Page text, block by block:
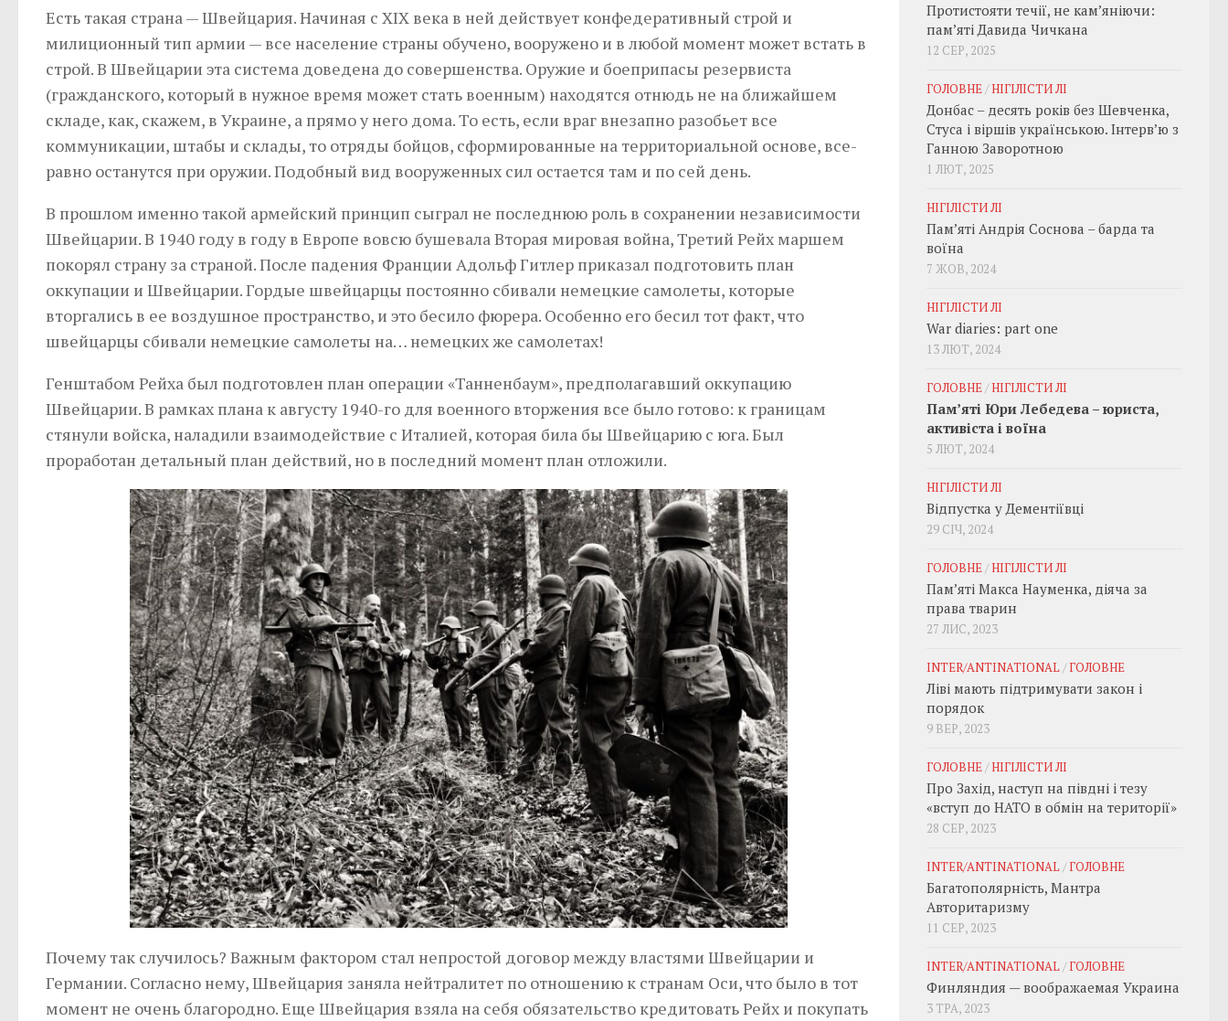
Есть такая страна — Швейцария. Начиная с XIX века в ней действует конфедеративный строй и
милиционный тип армии — все население страны обучено, вооружено и в любой момент может встать в
строй. В Швейцарии эта система доведена до совершенства. Оружие и боеприпасы резервиста
(гражданского, который в нужное время может стать военным) находятся отнюдь не на ближайшем
складе, как, скажем, в Украине, а прямо у него дома. То есть, если враг внезапно разобьет все
коммуникации, штабы и склады, то отряды бойцов, сформированные на территориальной основе, все-
равно останутся при оружии. Подобный вид вооруженных сил остается там и по сей день.
В прошлом именно такой армейский принцип сыграл не последнюю роль в сохранении независимости
Швейцарии. В 1940 году в году в Европе вовсю бушевала Вторая мировая война, Третий Рейх маршем
покорял страну за страной. После падения Франции Адольф Гитлер приказал подготовить план
оккупации и Швейцарии. Гордые швейцарцы постоянно сбивали немецкие самолеты, которые
вторгались в ее воздушное пространство, и это бесило фюрера. Особенно его бесил тот факт, что
швейцарцы сбивали немецкие самолеты на… немецких же самолетах!
Генштабом Рейха был подготовлен план операции «Танненбаум», предполагавший оккупацию
Швейцарии. В рамках плана к августу 1940-го для военного вторжения все было готово: к границам
стянули войска, наладили взаимодействие с Италией, которая била бы Швейцарию с юга. Был
проработан детальный план действий, но в последний момент план отложили.
Почему так случилось? Важным фактором стал непростой договор между властями Швейцарии и
Германии. Согласно нему, Швейцария заняла нейтралитет по отношению к странам Оси, что было в тот
момент не очень благородно. Еще Швейцария взяла на себя обязательство кредитовать Рейх и покупать
Протистояти течії, не кам’яніючи:
пам’яті Давида Чичкана
12 СЕР, 2025
ГОЛОВНЕ/НІГІЛІСТИ ЛІ
Донбас – десять років без Шевченка,
Стуса і віршів українською. Інтерв’ю з
Ганною Заворотною
1 ЛЮТ, 2025
НІГІЛІСТИ ЛІ
Пам’яті Андрія Соснова – барда та
воїна
7 ЖОВ, 2024
НІГІЛІСТИ ЛІ
War diaries: part one
13 ЛЮТ, 2024
ГОЛОВНЕ/НІГІЛІСТИ ЛІ
Пам’яті Юри Лебедева – юриста,
активіста і воїна
5 ЛЮТ, 2024
НІГІЛІСТИ ЛІ
Відпустка у Дементіївці
29 СІЧ, 2024
ГОЛОВНЕ/НІГІЛІСТИ ЛІ
Пам’яті Макса Науменка, діяча за
права тварин
27 ЛИС, 2023
INTER/ANTINATIONAL/ГОЛОВНЕ
Ліві мають підтримувати закон і
порядок
9 ВЕР, 2023
ГОЛОВНЕ/НІГІЛІСТИ ЛІ
Про Захід, наступ на півдні і тезу
«вступ до НАТО в обмін на території»
28 СЕР, 2023
INTER/ANTINATIONAL/ГОЛОВНЕ
Багатополярність, Мантра
Авторитаризму
11 СЕР, 2023
INTER/ANTINATIONAL/ГОЛОВНЕ
Финляндия — воображаемая Украина
3 ТРА, 2023